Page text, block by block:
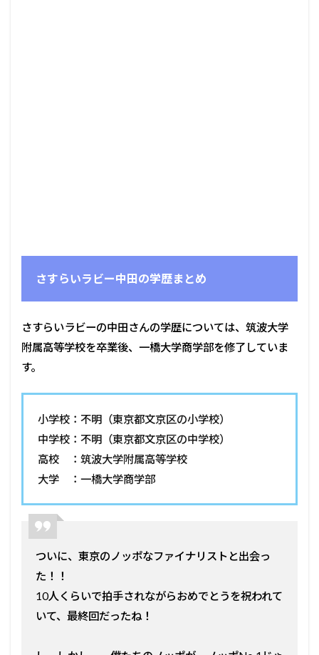
さすらいラビー中田の学歴まとめ
さすらいラビーの中田さんの学歴については、筑波大学
附属高等学校を卒業後、一橋大学商学部を修了していま
す。
小学校：不明（東京都文京区の小学校）
中学校：不明（東京都文京区の中学校）
高校 ：筑波大学附属高等学校
大学 ：一橋大学商学部
ついに、東京のノッポなファイナリストと出会っ
た！！
10人くらいで拍手されながらおめでとうを祝われて
いて、最終回だったね！